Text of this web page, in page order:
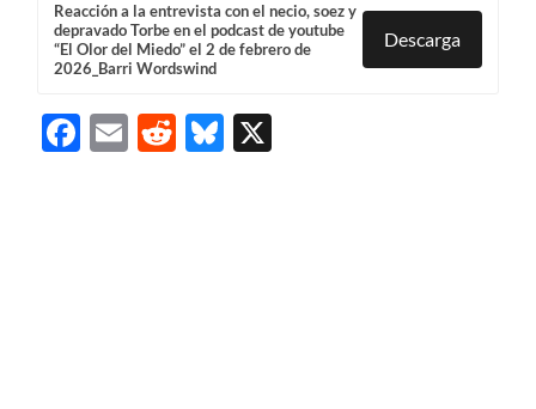
Reacción a la entrevista con el necio, soez y
depravado Torbe en el podcast de youtube
“El Olor del Miedo” el 2 de febrero de
2026_Barri Wordswind
Descarga
Facebook
EmailRedditBluesky